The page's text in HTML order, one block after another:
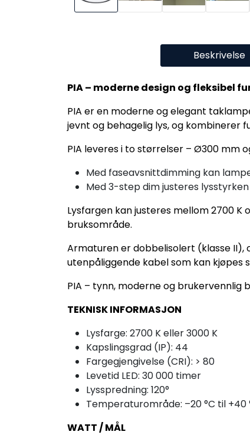
Beskrivelse
PIA – moderne design og fleksibel
PIA er en moderne og elegant
jevnt og behagelig lys, og kombinerer
PIA leveres i to størrelser – Ø300 mm
Med faseavsnittdimming kan
Med 3-step dim justeres
Lysfargen kan justeres mellom 2700
bruksområde.
Armaturen er dobbelisolert (klasse II),
utenpåliggende kabel som kan kjøpes
PIA – tynn, moderne og brukervennlig
TEKNISK INFORMASJON
Lysfarge: 2700 K eller 3000 K
Kapslingsgrad (IP): 44
Fargegjengivelse (CRI): > 80
Levetid LED: 30 000 timer
Lysspredning: 120°
Temperaturområde: –20 °C til +40
WATT / MÅL